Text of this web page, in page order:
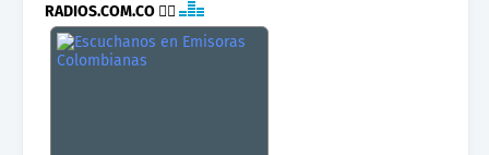
RADIOS.COM.CO 👉🏾